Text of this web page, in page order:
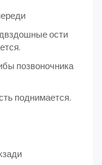
ости
позвоночника
поднимается.